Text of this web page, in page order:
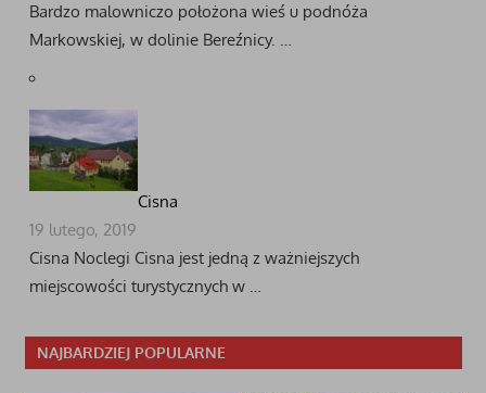
Bardzo malowniczo położona wieś u podnóża
Markowskiej, w dolinie Bereźnicy. …
Cisna
19 lutego, 2019
Cisna Noclegi Cisna jest jedną z ważniejszych
miejscowości turystycznych w …
NAJBARDZIEJ POPULARNE